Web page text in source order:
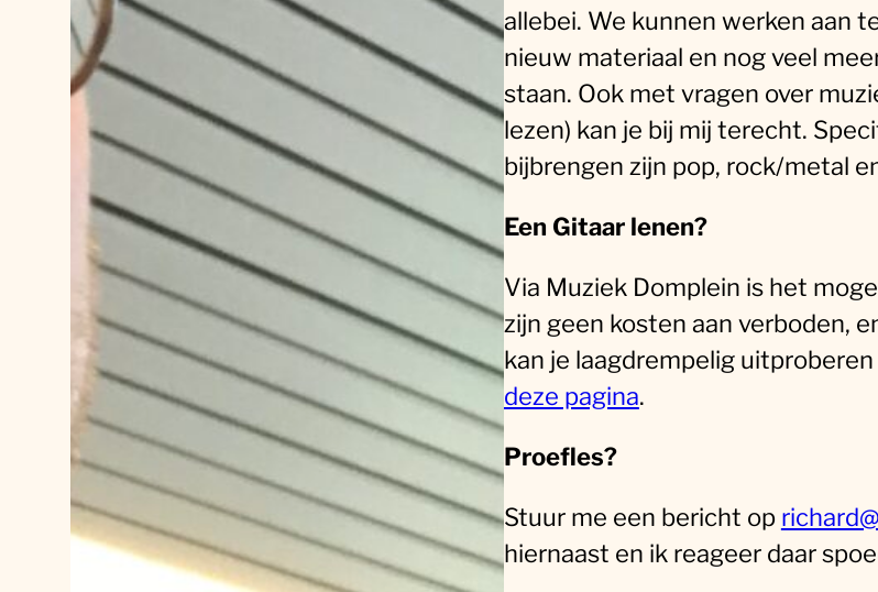
allebei. We kunnen werken aan
nieuw materiaal en nog veel
staan. Ook met vragen over
lezen) kan je bij mij terecht.
bijbrengen zijn pop, rock/metal
Een Gitaar lenen?
Via Muziek Domplein is het
zijn geen kosten aan verboden,
kan je laagdrempelig
deze pagina.
Proefles?
Stuur me een bericht op
hiernaast en ik reageer daar